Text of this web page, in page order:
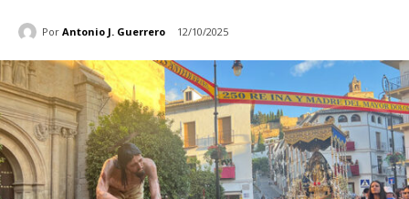
Por Antonio J. Guerrero 12/10/2025